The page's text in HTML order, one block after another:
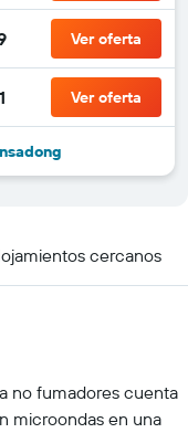
Ver oferta
Ver oferta
cercanos
no fumadores cuenta
microondas en una